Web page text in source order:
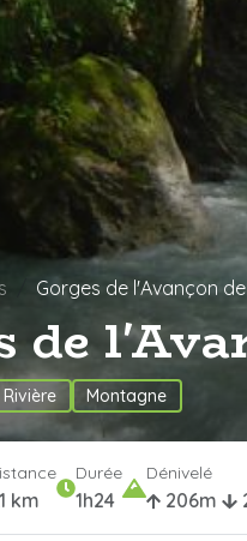
Gorges de l'Avançon
de
Rivière Montagne
km
Durée
1h24
Dénivelé
206m